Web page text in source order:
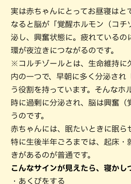
実は赤ちゃんにとってお昼寝はと
なると脳が「覚醒ホルモン（コチ
泌し、興奮状態に。疲れているの
環が夜泣きにつながるのです。
※コルチゾールとは、生命維持に
内の一つで、早朝に多く分泌され
う役割を持っています。そんなホ
時に過剰に分泌され、脳は興奮（
うのです。
赤ちゃんには、眠たいときに眠ら
特に生後半年ごろまでは、起床・
きがあるのが普通です。
こんなサインが見えたら、寝かし
・あくびをする